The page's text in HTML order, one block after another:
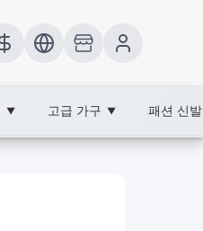
▼ 고급 가구 ▼ 패션 신